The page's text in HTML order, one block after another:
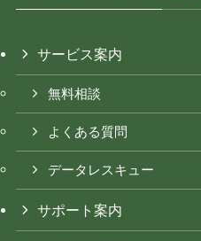
サービス案内
無料相談
よくある質問
データレスキュー
サポート案内